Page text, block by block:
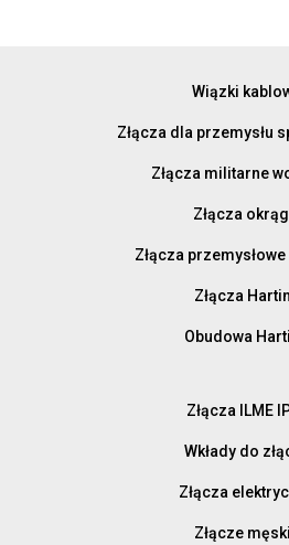
Wiązki
Złącza dla przemysłu
Złącza militarne
Złącza
Złącza
Złącza
Obudowa
Złącza ILME
Wkłady do
Złącza
Złącze